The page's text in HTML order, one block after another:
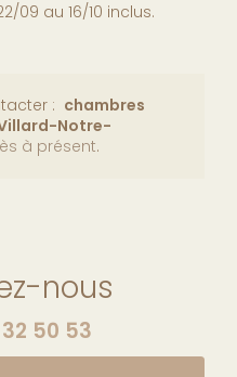
09 au 16/10 inclus.
: chambres
Notre-
à présent.
nous
50 53